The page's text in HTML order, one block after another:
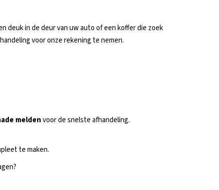
deuk in de deur van uw auto of een koffer die zoek
voor onze rekening te nemen.
meldenvoor de snelste afhandeling.
te maken.